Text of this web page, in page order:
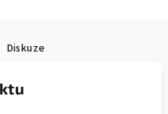
Diskuze